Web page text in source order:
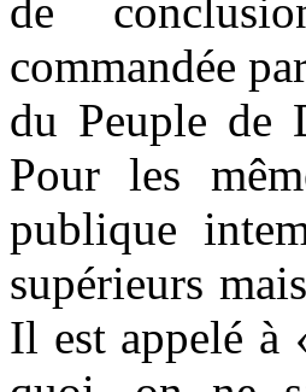
de
commandée
du Peuple
Pour les
publique
supérieurs
Il est appelé à